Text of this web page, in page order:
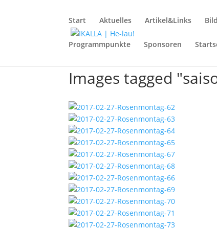
Start Aktuelles Artikel&Links
Programmpunkte Sponsoren
Images tagged